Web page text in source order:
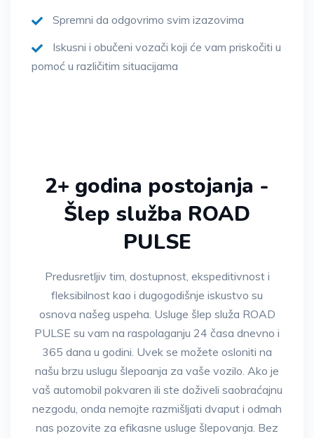
Spremni da odgovrimo svim izazovima
Iskusni i obučeni vozači koji će vam priskočiti u
pomoć u različitim situacijama
2+ godina postojanja -
Šlep služba ROAD
PULSE
Predusretljiv tim, dostupnost, ekspeditivnost i
fleksibilnost kao i dugogodišnje iskustvo su
osnova našeg uspeha. Usluge šlep služa ROAD
PULSE su vam na raspolaganju 24 časa dnevno i
365 dana u godini. Uvek se možete osloniti na
našu brzu uslugu šlepoanja za vaše vozilo. Ako je
vaš automobil pokvaren ili ste doživeli saobraćajnu
nezgodu, onda nemojte razmišljati dvaput i odmah
nas pozovite za efikasne usluge šlepovanja. Bez